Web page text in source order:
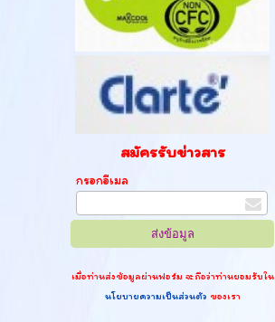
สมัครรับข่าวสาร
กรอกอีเมล
เมื่อท่านส่งข้อมูลผ่านฟอร์ม จะถือว่าท่านยอมรับใน
นโยบายความเป็นส่วนตัว ของเรา